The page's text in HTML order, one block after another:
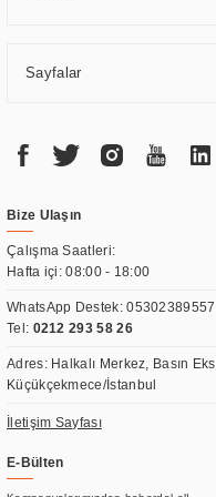
Sayfalar
Bize Ulaşın
Çalışma Saatleri:
Hafta içi: 08:00 - 18:00
WhatsApp Destek:05302389557
Tel: 0212 293 58 26
Adres: Halkalı Merkez, Basın
Küçükçekmece/İstanbul
İletişim Sayfası
E-Bülten